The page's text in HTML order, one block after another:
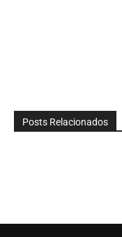
Posts Relacionados